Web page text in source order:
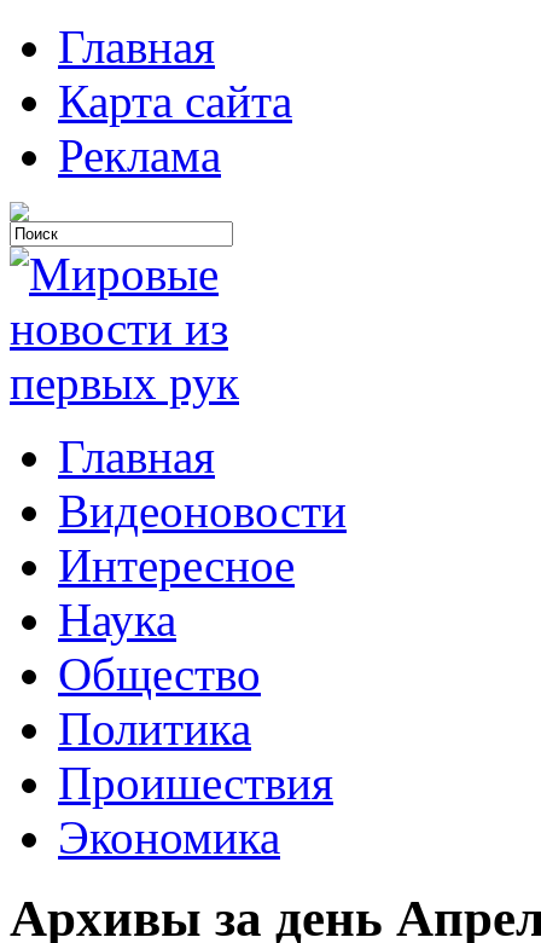
Главная
Карта сайта
Реклама
Главная
Видеоновости
Интересное
Наука
Общество
Политика
Проишествия
Экономика
Архивы за день